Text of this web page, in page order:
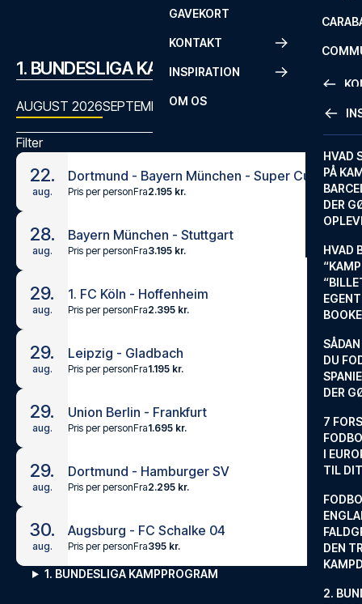
GAVEKORT
KONTAKT
FAQ
INSPIRATION
HVAD
PÅ
DER
HVAD
DU
DER
7
I
TIL
DEN
2.
OM OS
1. BUNDESLIGA KAMPPROGRAM
AUGUST 2026SEPTEMBER 2026
Filter
22.
aug. Pris per personFra2.195 kr.
28.
aug.
Bayern München - Stuttgart
Pris per personFra3.195 kr.
29.
aug.
1. FC Köln - Hoffenheim
Pris per personFra2.395 kr.
29.
aug.
Leipzig - Gladbach
Pris per personFra1.195 kr.
29.
aug.
Union Berlin - Frankfurt
Pris per personFra1.695 kr.
29.
aug.
Dortmund - Hamburger SV
Pris per personFra2.295 kr.
30.
aug.
Augsburg - FC Schalke 04
Pris per personFra395 kr.
1. BUNDESLIGA KAMPPROGRAM